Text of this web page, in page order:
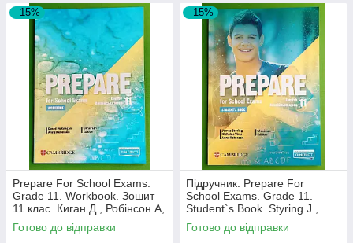
–15%
Prepare For School Exams.
Grade 11. Workbook. Зошит
11 клас. Киган Д., Робінсон А,
Лінгвіст
Готово до відправки
–15%
Підручник. Prepare For
School Exams. Grade 11.
Student`s Book. Styring J.,
Tims N., Robinson A., Лінгвіст
Готово до відправки